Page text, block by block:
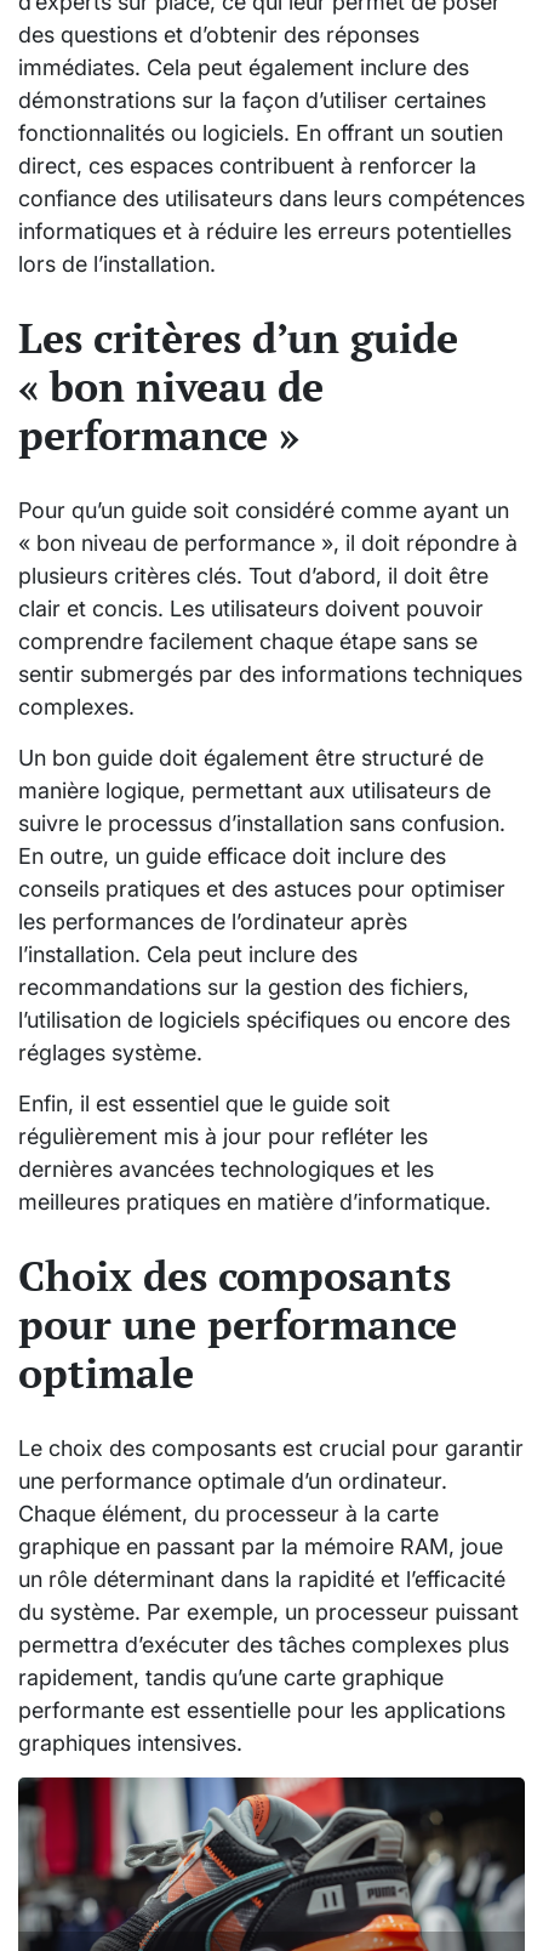
des questions et d’obtenir des réponses
immédiates. Cela peut également inclure des
démonstrations sur la façon d’utiliser certaines
fonctionnalités ou logiciels. En offrant un soutien
direct, ces espaces contribuent à renforcer la
confiance des utilisateurs dans leurs compétences
informatiques et à réduire les erreurs potentielles
lors de l’installation.
Les critères d’un guide
« bon niveau de
performance »
Pour qu’un guide soit considéré comme ayant un
« bon niveau de performance », il doit répondre à
plusieurs critères clés. Tout d’abord, il doit être
clair et concis. Les utilisateurs doivent pouvoir
comprendre facilement chaque étape sans se
sentir submergés par des informations techniques
complexes.
Un bon guide doit également être structuré de
manière logique, permettant aux utilisateurs de
suivre le processus d’installation sans confusion.
En outre, un guide efficace doit inclure des
conseils pratiques et des astuces pour optimiser
les performances de l’ordinateur après
l’installation. Cela peut inclure des
recommandations sur la gestion des fichiers,
l’utilisation de logiciels spécifiques ou encore des
réglages système.
Enfin, il est essentiel que le guide soit
régulièrement mis à jour pour refléter les
dernières avancées technologiques et les
meilleures pratiques en matière d’informatique.
Choix des composants
pour une performance
optimale
Le choix des composants est crucial pour garantir
une performance optimale d’un ordinateur.
Chaque élément, du processeur à la carte
graphique en passant par la mémoire RAM, joue
un rôle déterminant dans la rapidité et l’efficacité
du système. Par exemple, un processeur puissant
permettra d’exécuter des tâches complexes plus
rapidement, tandis qu’une carte graphique
performante est essentielle pour les applications
graphiques intensives.